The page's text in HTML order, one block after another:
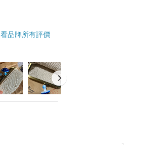
看品牌所有評價